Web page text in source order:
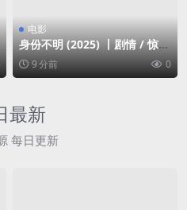
电影
身份不明 (2025) 丨剧情 / 惊悚
丨多伦多电影节展映
9 分前 0
最新
每日更新